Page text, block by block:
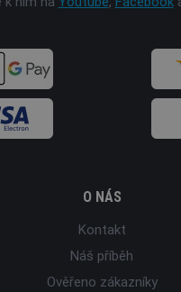
O NÁS
Kontakt
Náš příběh
Ověřeno zákazníky